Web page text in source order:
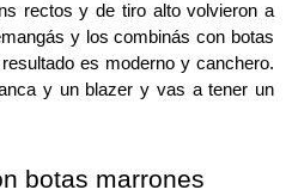
rectos y de tiro alto volvieron a
y los combinás con botas
es moderno y canchero.
y un blazer y vas a tener un
botas marrones